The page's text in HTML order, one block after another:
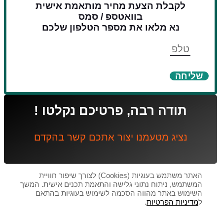
לקבלת הצעת מחיר מותאמת אישית
בוואטספ / סמס
נא מלאו את מספר הטלפון שלכם
שליחה
תודה רבה, פרטיכם נקלטו !
נציג מטעמנו יצור אתכם קשר בהקדם
האתר משתמש בעוגיות (Cookies) לצורך שיפור חוויית
המשתמש, ניתוח נתוני גלישה והתאמת תכנים אישית. המשך
השימוש באתר מהווה הסכמה לשימוש בעוגיות בהתאם
למדיניות הפרטיות.